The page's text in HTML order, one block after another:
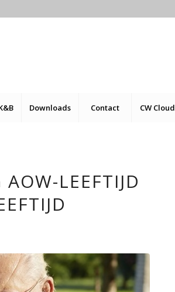
Downloads Contact CW Cloud
LEEFTIJD